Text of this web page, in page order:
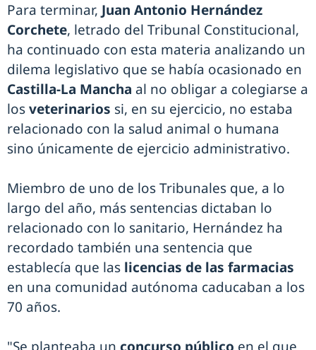
Para terminar, Juan Antonio Hernández
Corchete, letrado del Tribunal Constitucional,
ha continuado con esta materia analizando un
dilema legislativo que se había ocasionado en
Castilla-La Mancha al no obligar a colegiarse a
losveterinarios si, en su ejercicio, no estaba
relacionado con la salud animal o humana
sino únicamente de ejercicio administrativo.
Miembro de uno de los Tribunales que, a lo
largo del año, más sentencias dictaban lo
relacionado con lo sanitario, Hernández ha
recordado también una sentencia que
establecía que las licencias de las farmacias
en una comunidad autónoma caducaban a los
70 años.